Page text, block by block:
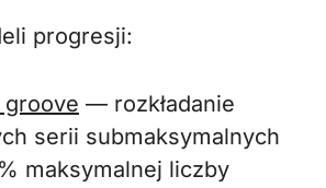
progresji:
groove — rozkładanie
serii submaksymalnych
maksymalnej liczby